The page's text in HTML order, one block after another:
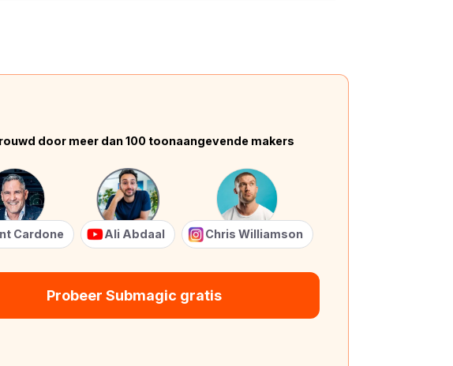
door meer dan 100 toonaangevende makers
Cardone Ali Abdaal Chris Williamson
Probeer Submagic gratis